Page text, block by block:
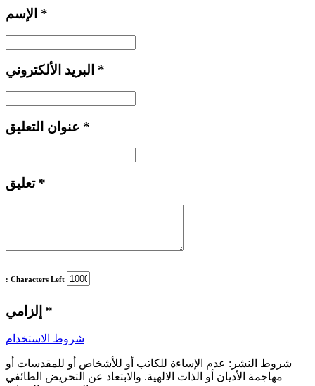
*
*
*
تعليق *
: Characters Left
*
شروط الاستخدام
شروط النشر: عدم الإساءة للكاتب أو للأشخاص أو للمقدسات أو
مهاجمة الأديان أو الذات الالهية. والابتعاد عن التحريض الطائفي